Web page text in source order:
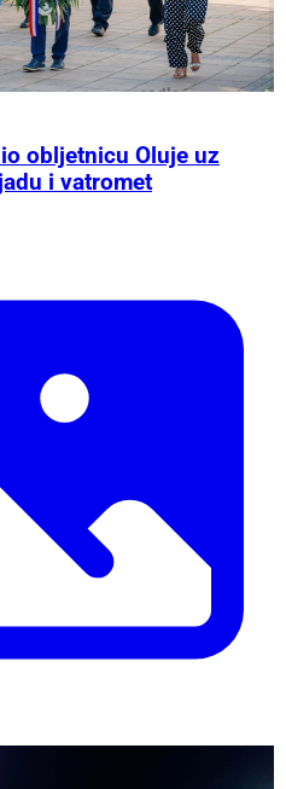
obljetnicu Oluje uz
i vatromet